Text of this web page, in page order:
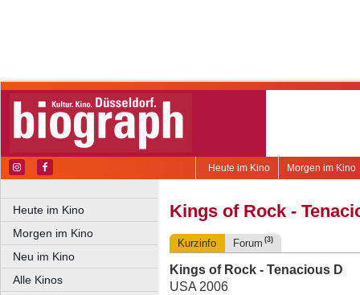
Morgen im Kino
Heute im Kino
Heute im Kino
Morgen im Kino
Neu im Kino
Alle Kinos
Kings of Rock -
Kurzinfo Forum (3)
Kings of Rock - Tenacious D
USA 2006